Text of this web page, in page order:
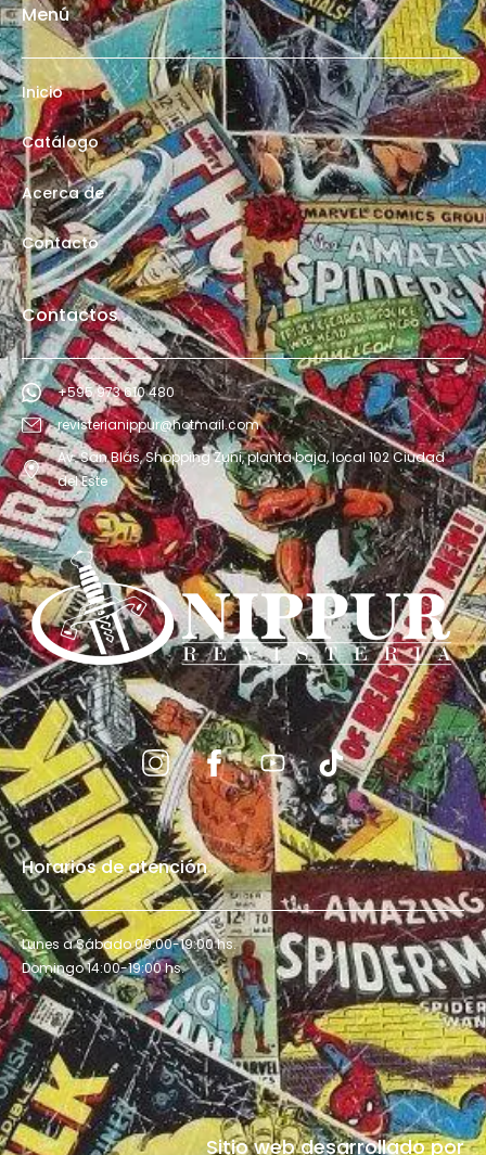
Menú
Inicio
Catálogo
Acerca de
Contacto
Contactos
+595 973 610 480
revisterianippur@hotmail.com
Av. San Blás, Shopping Zuni, planta baja, local 102 Ciudad
del Este
Horarios de atención
Lunes a Sábado 09:00-19:00 hs.
Domingo 14:00-19:00 hs.
Sitio web desarrollado por